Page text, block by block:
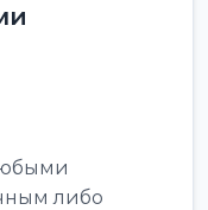
либо